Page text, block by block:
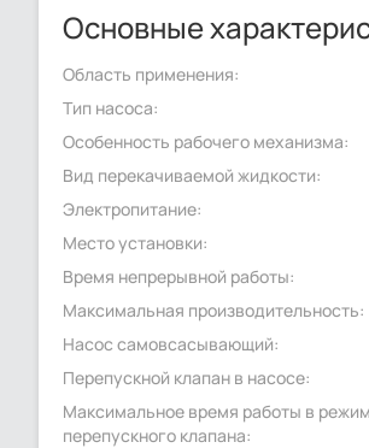
Основные
Область применения:
Тип насоса:
Особенность рабочего механизма:
Вид перекачиваемой жидкости:
Электропитание:
Место установки:
Время непрерывной работы:
Максимальная производительность:
Насос самовсасывающий:
Перепускной клапан в насосе:
Максимальное время работы в
перепускного клапана: